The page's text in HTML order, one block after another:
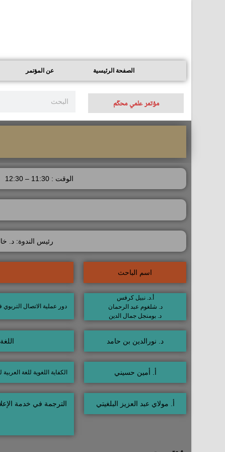
الصفحة الرئيسية عن المؤتمر
مؤتمر علمي محكّم
الوقت : 11:30 – 12:30
رئيس الندوة: د.
اسم الباحث
أ.د. نبيل كرفس
د. شلغوم عبد الرحمان
د. بومنجل جمال الدين
دور عملية الاتصال
د. نورالدين بن حامد
أ. أمين حسيني الكفاية اللغوية للغة
أ. مولاي عبد العزيز البلغيتي الترجمة في خدمة